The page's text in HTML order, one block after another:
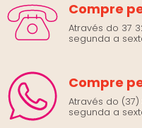
Compre
Através do 37
segunda a
Compre
Através do
segunda a